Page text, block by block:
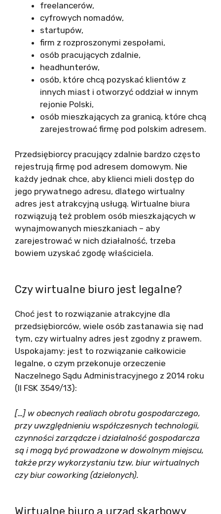
freelancerów,
cyfrowych nomadów,
startupów,
firm z rozproszonymi zespołami,
osób pracujących zdalnie,
headhunterów,
osób, które chcą pozyskać klientów z
innych miast i otworzyć oddział w innym
rejonie Polski,
osób mieszkających za granicą, które chcą
zarejestrować firmę pod polskim adresem.
Przedsiębiorcy pracujący zdalnie bardzo często
rejestrują firmę pod adresem domowym. Nie
każdy jednak chce, aby klienci mieli dostęp do
jego prywatnego adresu, dlatego wirtualny
adres jest atrakcyjną usługą. Wirtualne biura
rozwiązują też problem osób mieszkających w
wynajmowanych mieszkaniach – aby
zarejestrować w nich działalność, trzeba
bowiem uzyskać zgodę właściciela.
Czy wirtualne biuro jest legalne?
Choć jest to rozwiązanie atrakcyjne dla
przedsiębiorców, wiele osób zastanawia się nad
tym, czy wirtualny adres jest zgodny z prawem.
Uspokajamy: jest to rozwiązanie całkowicie
legalne, o czym przekonuje orzeczenie
Naczelnego Sądu Administracyjnego z 2014 roku
(II FSK 3549/13):
[…] w obecnych realiach obrotu gospodarczego,
przy uwzględnieniu współczesnych technologii,
czynności zarządcze i działalność gospodarcza
są i mogą być prowadzone w dowolnym miejscu,
także przy wykorzystaniu tzw. biur wirtualnych
czy biur coworking (dzielonych).